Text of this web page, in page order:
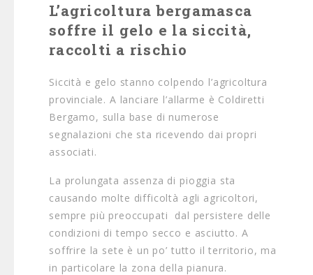
L’agricoltura bergamasca
soffre il gelo e la siccità,
raccolti a rischio
Siccità e gelo stanno colpendo l’agricoltura
provinciale. A lanciare l’allarme è Coldiretti
Bergamo, sulla base di numerose
segnalazioni che sta ricevendo dai propri
associati.
La prolungata assenza di pioggia sta
causando molte difficoltà agli agricoltori,
sempre più preoccupati dal persistere delle
condizioni di tempo secco e asciutto. A
soffrire la sete è un po’ tutto il territorio, ma
in particolare la zona della pianura.